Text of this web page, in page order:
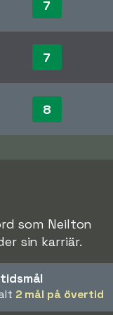
7
7
8
som Neilton
sin karriär.
2 mål på övertid